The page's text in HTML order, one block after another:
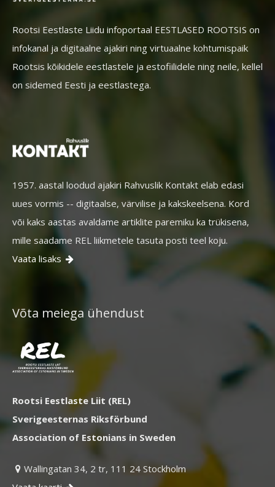
Rootsi Eestlaste Liidu infoportaal EESTLASED ROOTSIS on
infokanal ja digitaalne ajakiri ning virtuaalne kohtumispaik
Rootsis kõikidele eestlastele ja estofiilidele ning neile, kellel
on sidemed Eesti ja eestlastega.
1957. aastal loodud ajakiri Rahvuslik Kontakt elab edasi
uues vormis -- digitaalse, värvilise ja kakskeelsena. Kord
või kaks aastas avaldame artiklite paremiku ka trükisena,
mille saadame REL liikmetele tasuta posti teel koju.
Vaata lisaks 
Võta meiega ühendust
Rootsi Eestlaste Liit (REL)
Sverigeesternas Riksförbund
Association of Estonians in Sweden
 Wallingatan 34, 2 tr, 111 24 Stockholm